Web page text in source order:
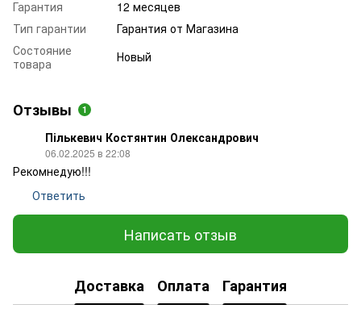
Гарантия
12 месяцев
Тип гарантии
Гарантия от Магазина
Состояние
товара
Новый
Отзывы 1
Пількевич Костянтин Олександрович
06.02.2025 в 22:08
Рекомнедую!!!
Ответить
Написать отзыв
Доставка Оплата Гарантия